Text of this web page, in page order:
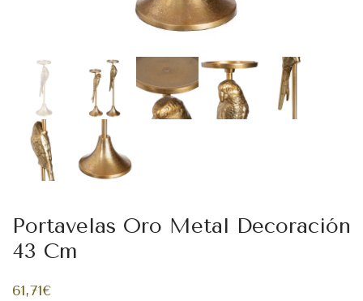
Portavelas Oro Metal Decoración
43 Cm
61,71€